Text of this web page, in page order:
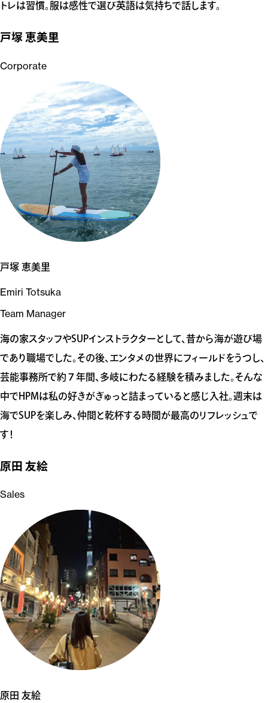
トレは習慣。服は感性で選び英語は気持ちで話します。
戸塚 恵美里
Corporate
戸塚 恵美里
Emiri Totsuka
Team Manager
海の家スタッフやSUPインストラクターとして、昔から海が遊び場
であり職場でした。その後、エンタメの世界にフィールドをうつし、
芸能事務所で約７年間、多岐にわたる経験を積みました。そんな
中でHPMは私の好きがぎゅっと詰まっていると感じ入社。週末は
海でSUPを楽しみ、仲間と乾杯する時間が最高のリフレッシュで
す！
原田 友絵
Sales
原田 友絵